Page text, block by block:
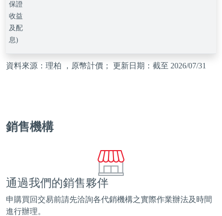
保證
收益
及配
息)
資料來源：理柏 ，原幣計價； 更新日期：截至 2026/07/31
銷售機構
通過我們的銷售夥伴
申購買回交易前請先洽詢各代銷機構之實際作業辦法及時間
進行辦理。